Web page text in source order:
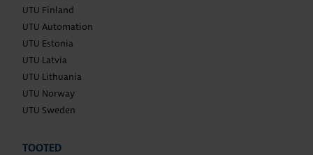
UTU Finland
UTU Automation
UTU Estonia
UTU Latvia
UTU Lithuania
UTU Norway
UTU Sweden
TOOTED